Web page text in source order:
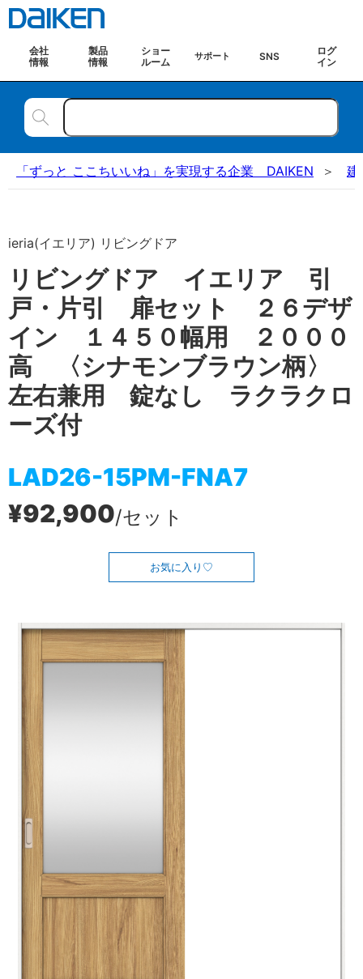
会社
情報
製品
情報
ショー
ルーム
サポート SNS
ログ
イン
「ずっと ここちいいね」を実現する企業 DAIKEN 建
ieria(イエリア) リビングドア
リビングドア イエリア 引
戸・片引 扉セット ２６デザ
イン １４５０幅用 ２０００
高 〈シナモンブラウン柄〉
左右兼用 錠なし ラクラクロ
ーズ付
LAD26-15PM-FNA7
¥92,900/セット
お気に入り